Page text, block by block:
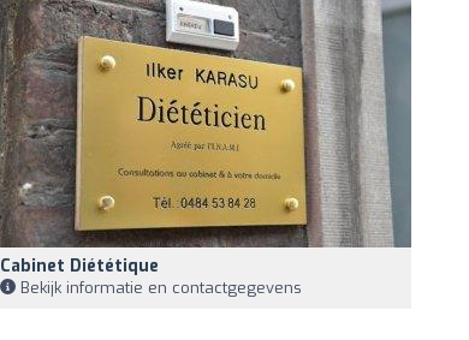
Cabinet Diététique
Bekijk informatie en contactgegevens